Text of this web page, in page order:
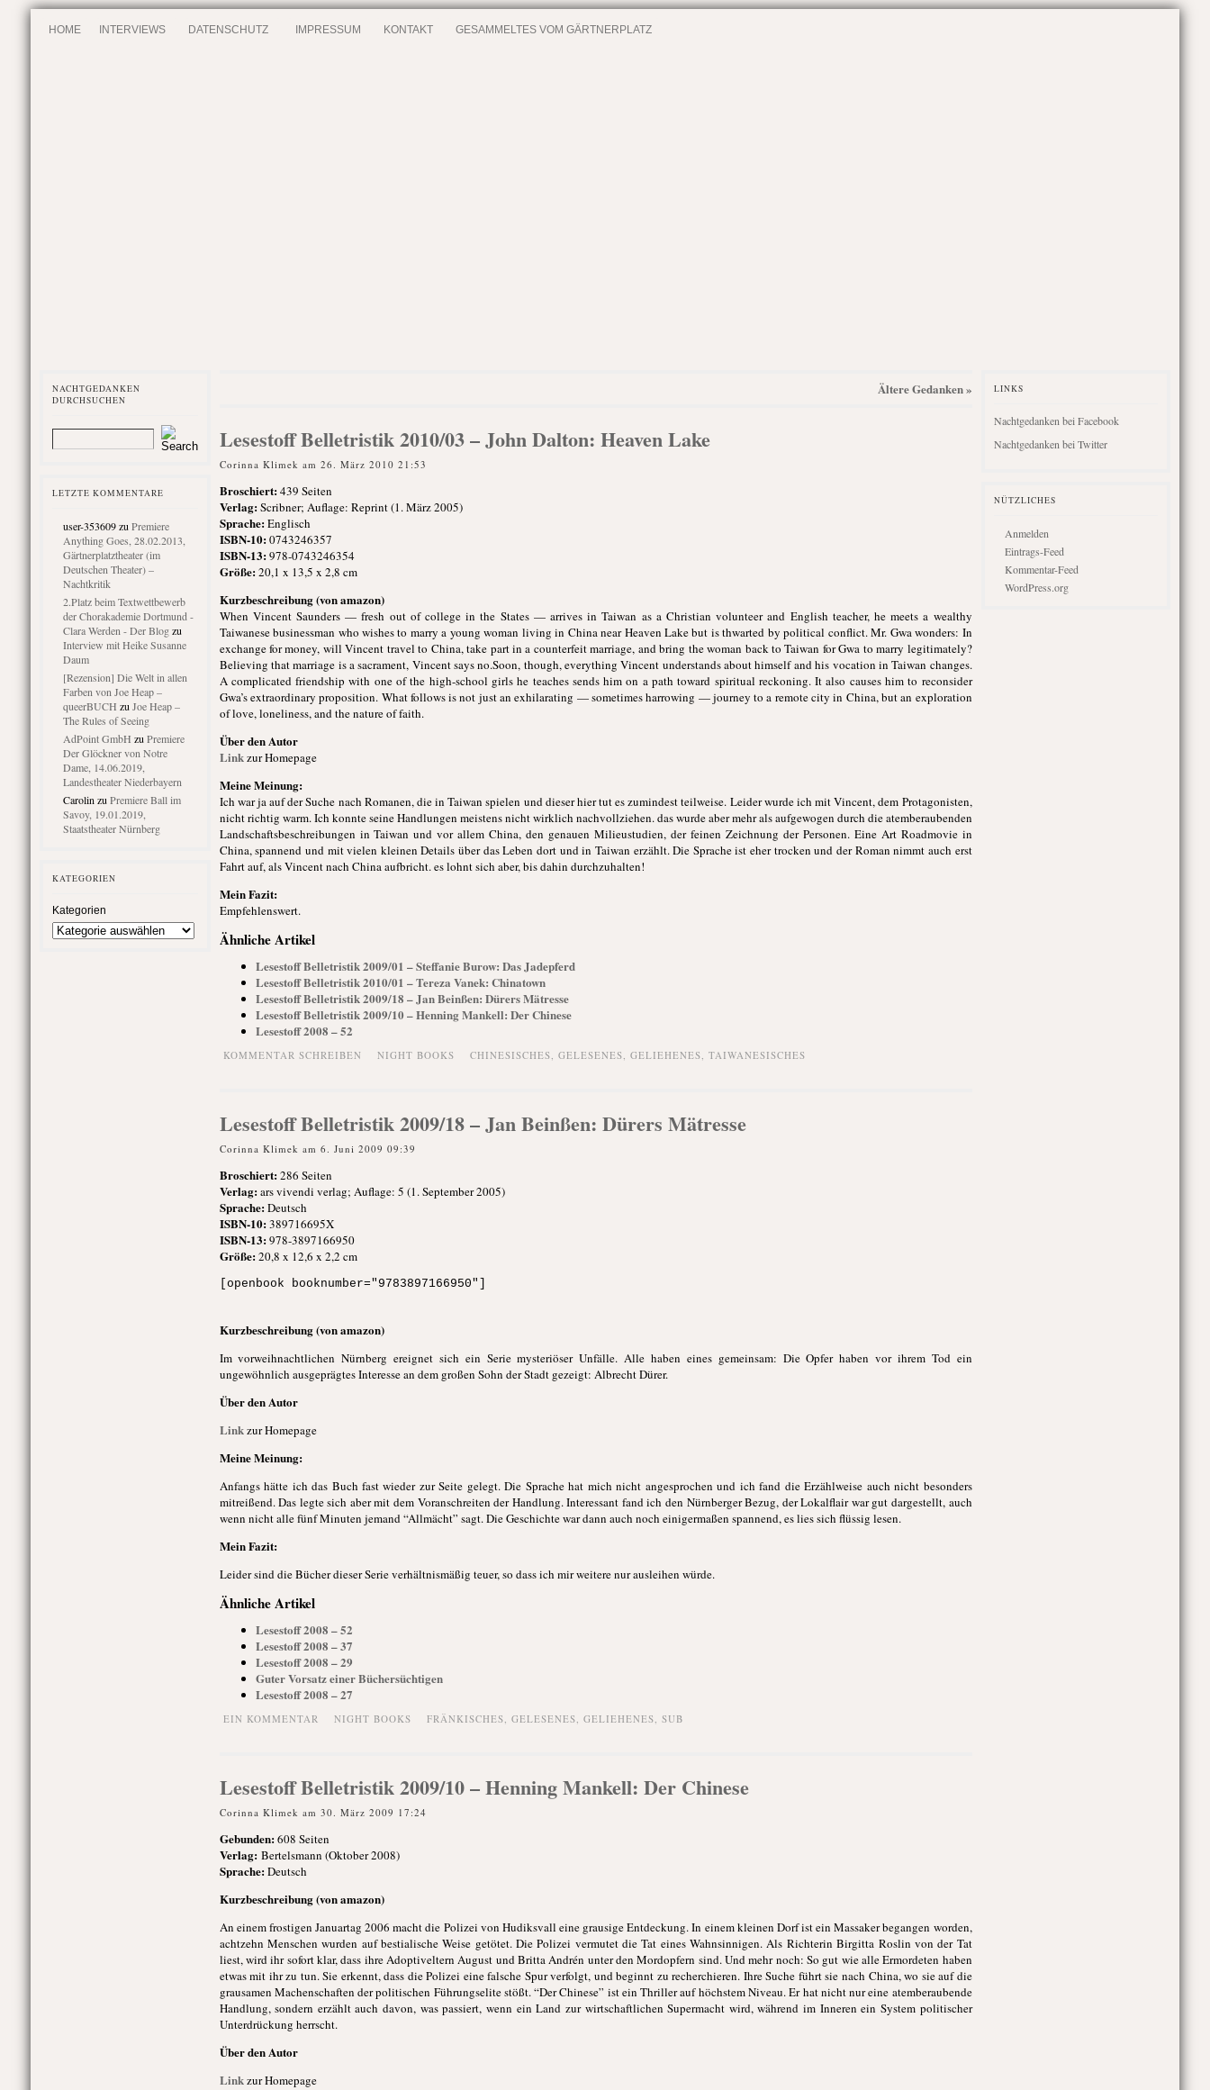
HOME INTERVIEWS DATENSCHUTZ IMPRESSUM KONTAKT GESAMMELTES VOM GÄRTNERPLATZ
NACHTGEDANKEN
DURCHSUCHEN
LETZTE KOMMENTARE
user-353609zu Premiere
Anything Goes, 28.02.2013,
Gärtnerplatztheater (im
Deutschen Theater) –
Nachtkritik
2.Platz beim Textwettbewerb
der Chorakademie Dortmund -
Clara Werden - Der Blogzu
Interview mit Heike Susanne
Daum
[Rezension] Die Welt in allen
Farben von Joe Heap –
queerBUCH zu Joe Heap –
The Rules of Seeing
AdPoint GmbH zu Premiere
Der Glöckner von Notre
Dame, 14.06.2019,
Landestheater Niederbayern
Carolin zu Premiere Ball im
Savoy, 19.01.2019,
Staatstheater Nürnberg
KATEGORIEN
Kategorien
Ältere Gedanken »
Lesestoff Belletristik 2010/03 – John Dalton: Heaven Lake
Corinna Klimek am 26. März 2010 21:53
Broschiert:439 Seiten
Verlag:Scribner; Auflage: Reprint (1. März 2005)
Sprache:Englisch
ISBN-10:0743246357
ISBN-13:978-0743246354
Größe:20,1 x 13,5 x 2,8 cm
Kurzbeschreibung (von amazon)
When Vincent Saunders — fresh out of college in the States — arrives in Taiwan as a Christian volunteer and English teacher, he meets a wealthy
Taiwanese businessman who wishes to marry a young woman living in China near Heaven Lake but is thwarted by political conflict. Mr. Gwa wonders: In
exchange for money, will Vincent travel to China, take part in a counterfeit marriage, and bring the woman back to Taiwan for Gwa to marry legitimately?
Believing that marriage is a sacrament, Vincent says no.Soon, though, everything Vincent understands about himself and his vocation in Taiwan changes.
A complicated friendship with one of the high-school girls he teaches sends him on a path toward spiritual reckoning. It also causes him to reconsider
Gwa’s extraordinary proposition. What follows is not just an exhilarating — sometimes harrowing — journey to a remote city in China, but an exploration
of love, loneliness, and the nature of faith.
Über den Autor
Linkzur Homepage
Meine Meinung:
Ich war ja auf der Suche nach Romanen, die in Taiwan spielen und dieser hier tut es zumindest teilweise. Leider wurde ich mit Vincent, dem Protagonisten,
nicht richtig warm. Ich konnte seine Handlungen meistens nicht wirklich nachvollziehen. das wurde aber mehr als aufgewogen durch die atemberaubenden
Landschaftsbeschreibungen in Taiwan und vor allem China, den genauen Milieustudien, der feinen Zeichnung der Personen. Eine Art Roadmovie in
China, spannend und mit vielen kleinen Details über das Leben dort und in Taiwan erzählt. Die Sprache ist eher trocken und der Roman nimmt auch erst
Fahrt auf, als Vincent nach China aufbricht. es lohnt sich aber, bis dahin durchzuhalten!
Mein Fazit:
Empfehlenswert.
Ähnliche Artikel
Lesestoff Belletristik 2009/01 – Steffanie Burow: Das Jadepferd
Lesestoff Belletristik 2010/01 – Tereza Vanek: Chinatown
Lesestoff Belletristik 2009/18 – Jan Beinßen: Dürers Mätresse
Lesestoff Belletristik 2009/10 – Henning Mankell: Der Chinese
Lesestoff 2008 – 52
KOMMENTAR SCHREIBEN NIGHT BOOKS CHINESISCHES, GELESENES, GELIEHENES, TAIWANESISCHES
Lesestoff Belletristik 2009/18 – Jan Beinßen: Dürers Mätresse
Corinna Klimek am 6. Juni 2009 09:39
Broschiert:286 Seiten
Verlag:ars vivendi verlag; Auflage: 5 (1. September 2005)
Sprache:Deutsch
ISBN-10:389716695X
ISBN-13:978-3897166950
Größe:20,8 x 12,6 x 2,2 cm
[openbook booknumber="9783897166950"]
Kurzbeschreibung (von amazon)
Im vorweihnachtlichen Nürnberg ereignet sich ein Serie mysteriöser Unfälle. Alle haben eines gemeinsam: Die Opfer haben vor ihrem Tod ein
ungewöhnlich ausgeprägtes Interesse an dem großen Sohn der Stadt gezeigt: Albrecht Dürer.
Über den Autor
Linkzur Homepage
Meine Meinung:
Anfangs hätte ich das Buch fast wieder zur Seite gelegt. Die Sprache hat mich nicht angesprochen und ich fand die Erzählweise auch nicht besonders
mitreißend. Das legte sich aber mit dem Voranschreiten der Handlung. Interessant fand ich den Nürnberger Bezug, der Lokalflair war gut dargestellt, auch
wenn nicht alle fünf Minuten jemand “Allmächt” sagt. Die Geschichte war dann auch noch einigermaßen spannend, es lies sich flüssig lesen.
Mein Fazit:
Leider sind die Bücher dieser Serie verhältnismäßig teuer, so dass ich mir weitere nur ausleihen würde.
Ähnliche Artikel
Lesestoff 2008 – 52
Lesestoff 2008 – 37
Lesestoff 2008 – 29
Guter Vorsatz einer Büchersüchtigen
Lesestoff 2008 – 27
EIN KOMMENTAR NIGHT BOOKS FRÄNKISCHES GELESENES GELIEHENES SUB
Lesestoff Belletristik 2009/10 – Henning Mankell: Der Chinese
Corinna Klimek am 30. März 2009 17:24
Gebunden:608 Seiten
Verlag:Bertelsmann (Oktober 2008)
Sprache:Deutsch
Kurzbeschreibung (von amazon)
An einem frostigen Januartag 2006 macht die Polizei von Hudiksvall eine grausige Entdeckung. In einem kleinen Dorf ist ein Massaker begangen worden,
achtzehn Menschen wurden auf bestialische Weise getötet. Die Polizei vermutet die Tat eines Wahnsinnigen. Als Richterin Birgitta Roslin von der Tat
liest, wird ihr sofort klar, dass ihre Adoptiveltern August und Britta Andrén unter den Mordopfern sind. Und mehr noch: So gut wie alle Ermordeten haben
etwas mit ihr zu tun. Sie erkennt, dass die Polizei eine falsche Spur verfolgt, und beginnt zu recherchieren. Ihre Suche führt sie nach China, wo sie auf die
grausamen Machenschaften der politischen Führungselite stößt. “Der Chinese” ist ein Thriller auf höchstem Niveau. Er hat nicht nur eine atemberaubende
Handlung, sondern erzählt auch davon, was passiert, wenn ein Land zur wirtschaftlichen Supermacht wird, während im Inneren ein System politischer
Unterdrückung herrscht.
Über den Autor
Linkzur Homepage
LINKS
Nachtgedanken bei Facebook
Nachtgedanken bei Twitter
NÜTZLICHES
Anmelden
Eintrags-Feed
Kommentar-Feed
WordPress.org